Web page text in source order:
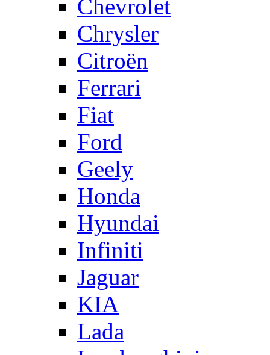
Chevrolet
Chrysler
Citroën
Ferrari
Fiat
Ford
Geely
Honda
Hyundai
Infiniti
Jaguar
KIA
Lada